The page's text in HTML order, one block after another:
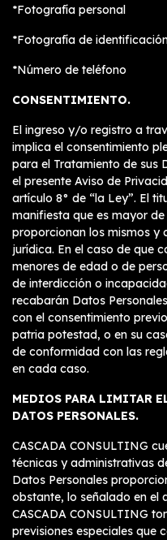
*Fotografía personal
*Fotografía de
*Número de teléfono
CONSENTIMIENTO.
El ingreso y/o registro a
implica el consentimiento
para el Tratamiento de sus
el presente Aviso de
artículo 8° de “la Ley”. El
manifiesta que es mayor
proporcionan los mismos y
jurídica. En el caso de que
menores de edad o de
de interdicción o
recabarán Datos
con el consentimiento
patria potestad, o en su
de conformidad con las
en cada caso.
MEDIOS PARA LIMITAR
DATOS PERSONALES.
CASCADA CONSULTING
técnicas y administrativas
Datos Personales
obstante, lo señalado en el
CASCADA CONSULTING
previsiones especiales que